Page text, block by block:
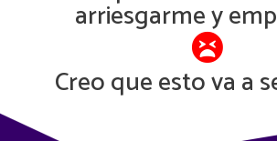
arriesgarme y
Creo que esto va a